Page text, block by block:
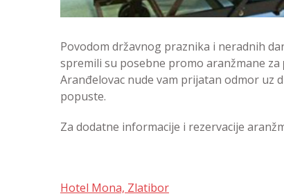
Povodom državnog praznika i neradnih
spremili su posebne promo aranžmane za
Aranđelovac nude vam prijatan odmor uz
popuste.
Za dodatne informacije i rezervacije
Hotel Mona, Zlatibor